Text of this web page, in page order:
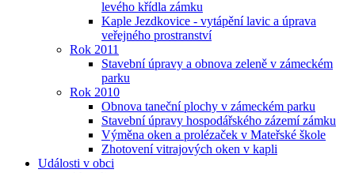
levého křídla zámku
Kaple Jezdkovice - vytápění lavic a úprava
veřejného prostranství
Rok 2011
Stavební úpravy a obnova zeleně v zámeckém
parku
Rok 2010
Obnova taneční plochy v zámeckém parku
Stavební úpravy hospodářského zázemí zámku
Výměna oken a prolézaček v Mateřské škole
Zhotovení vitrajových oken v kapli
Události v obci